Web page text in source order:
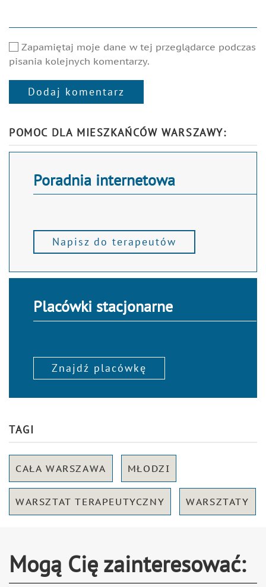
Zapamiętaj moje dane w tej przeglądarce podczas
pisania kolejnych komentarzy.
Dodaj komentarz
POMOC DLA MIESZKAŃCÓW WARSZAWY:
Poradnia internetowa
Napisz do terapeutów
Placówki stacjonarne
Znajdź placówkę
TAGI
CAŁA WARSZAWA MŁODZI
WARSZTAT TERAPEUTYCZNY WARSZTATY
Mogą Cię zainteresować: